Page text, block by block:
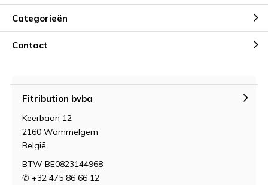
Categorieën
Contact
Fitribution bvba
Keerbaan 12
2160 Wommelgem
België
BTW BE0823144968
✆ +32 475 86 66 12